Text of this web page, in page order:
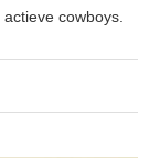
cowboys.